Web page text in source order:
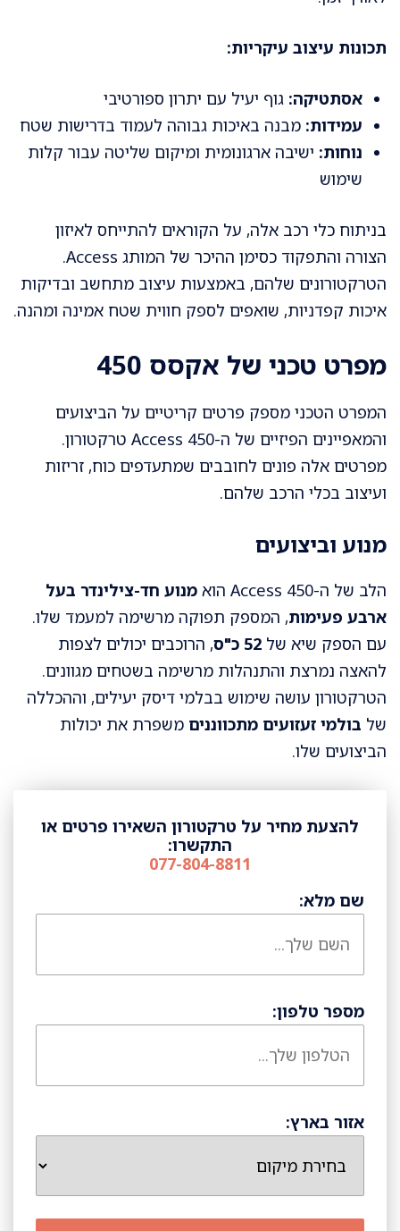
תכונות עיצוב עיקריות:
אסתטיקה: גוף יעיל עם יתרון ספורטיבי
עמידות: מבנה באיכות גבוהה לעמוד בדרישות שטח
נוחות: ישיבה ארגונומית ומיקום שליטה עבור קלות
שימוש
בניתוח כלי רכב אלה, על הקוראים להתייחס לאיזון
הצורה והתפקוד כסימן ההיכר של המותג Access.
הטרקטורונים שלהם, באמצעות עיצוב מתחשב ובדיקות
איכות קפדניות, שואפים לספק חווית שטח אמינה ומהנה.
מפרט טכני של אקסס 450
המפרט הטכני מספק פרטים קריטיים על הביצועים
והמאפיינים הפיזיים של ה-Access 450 טרקטורון.
מפרטים אלה פונים לחובבים שמתעדפים כוח, זריזות
ועיצוב בכלי הרכב שלהם.
מנוע וביצועים
הלב של ה-Access 450 הוא
מנוע חד-צילינדר בעל
ארבע פעימות, המספק תפוקה מרשימה למעמד שלו.
עם הספק שיא של 52 כ"ס
, הרוכבים יכולים לצפות
להאצה נמרצת והתנהלות מרשימה בשטחים מגוונים.
הטרקטורון עושה שימוש בבלמי דיסק יעילים, וההכללה
של בולמי זעזועים מתכווננים משפרת את יכולות
הביצועים שלו.
להצעת מחיר על טרקטורון השאירו פרטים או
התקשרו:
077-804-8811
שם מלא:
מספר טלפון:
אזור בארץ: